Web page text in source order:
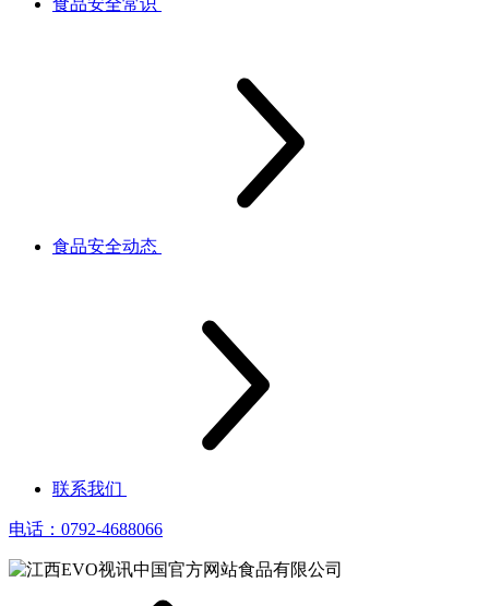
食品安全常识
食品安全动态
联系我们
电话：0792-4688066